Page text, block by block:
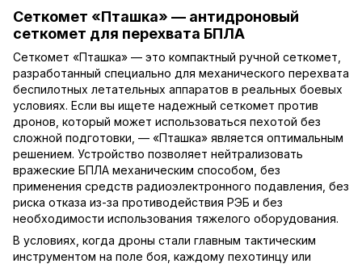
Сеткомет «Пташка» — антидроновый
сеткомет для перехвата БПЛА
Сеткомет «Пташка» — это компактный ручной сеткомет,
разработанный специально для механического перехвата
беспилотных летательных аппаратов в реальных боевых
условиях. Если вы ищете надежный сеткомет против
дронов, который может использоваться пехотой без
сложной подготовки, — «Пташка» является оптимальным
решением. Устройство позволяет нейтрализовать
вражеские БПЛА механическим способом, без
применения средств радиоэлектронного подавления, без
риска отказа из-за противодействия РЭБ и без
необходимости использования тяжелого оборудования.
В условиях, когда дроны стали главным тактическим
инструментом на поле боя, каждому пехотинцу или